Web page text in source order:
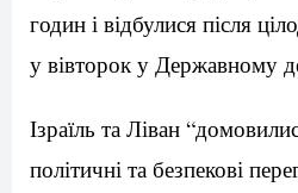
годин і відбулися після
у вівторок у Державному
Ізраїль та Ліван
політичні та безпекові